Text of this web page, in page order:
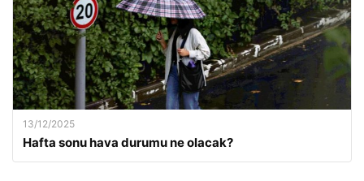
13/12/2025
Hafta sonu hava durumu ne olacak?